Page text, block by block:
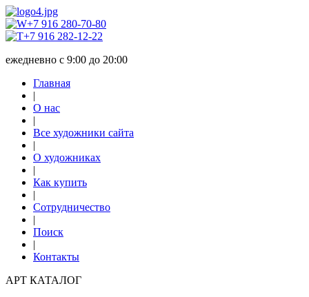
+7 916 280-70-80
+7 916 282-12-22
ежедневно с 9:00 до 20:00
Главная
|
О нас
|
Все художники сайта
|
О художниках
|
Как купить
|
Сотрудничество
|
Поиск
|
Контакты
АРТ КАТАЛОГ